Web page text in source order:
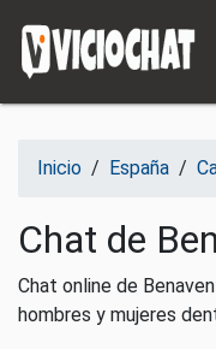
Inicio / España /
Chat de
Chat online de
hombres y mujeres